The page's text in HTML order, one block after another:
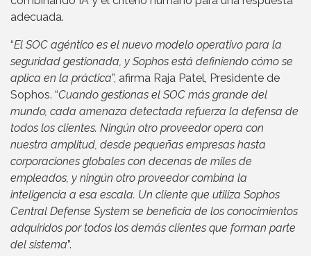
adecuada.
“El SOC agéntico es el nuevo modelo operativo para la
seguridad gestionada, y Sophos está definiendo cómo se
aplica en la práctica”, afirma Raja Patel, Presidente de
Sophos. “Cuando gestionas el SOC más grande del
mundo, cada amenaza detectada refuerza la defensa de
todos los clientes. Ningún otro proveedor opera con
nuestra amplitud, desde pequeñas empresas hasta
corporaciones globales con decenas de miles de
empleados, y ningún otro proveedor combina la
inteligencia a esa escala. Un cliente que utiliza Sophos
Central Defense System se beneficia de los conocimientos
adquiridos por todos los demás clientes que forman parte
del sistema”.